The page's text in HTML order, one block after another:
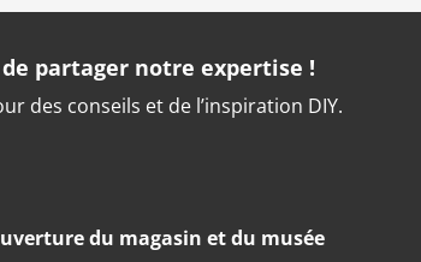
partager notre expertise !
des conseils et de l’inspiration DIY.
du magasin et du musée